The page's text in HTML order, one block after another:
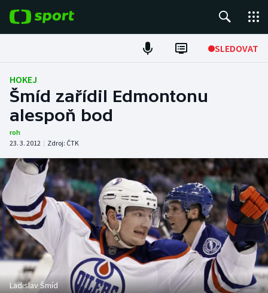
SLEDOVAT
Fotbal
Hokej
Atletika
Cyklistika
DALŠÍ SPORTY
Americký fotbal
Baseball a softbal
NEPŘEHLÉDNĚTE
Soutěže
HOKEJ
Šmíd zařídil Edmontonu
alespoň bod
roh
23. 3. 2012 | Zdroj: ČTK
Ladislav Šmíd